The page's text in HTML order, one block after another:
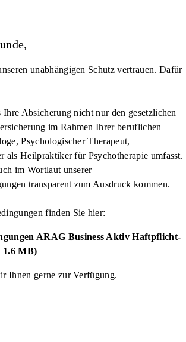
,
unabhängigen Schutz vertrauen. Dafür
Absicherung nicht nur den gesetzlichen
im Rahmen Ihrer beruflichen
Psychologischer Therapeut,
als Heilpraktiker für Psychotherapie umfasst.
im Wortlaut unserer
transparent zum Ausdruck kommen.
finden Sie hier:
ARAG Business Aktiv Haftpflicht-
1.6 MB)
Ihnen gerne zur Verfügung.